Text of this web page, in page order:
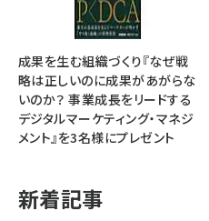
youtube (2444)
note (2322)
セミナー (2315)
z世代 (1629)
llmo (1167)
成果を生む組織づくり『なぜ戦
略は正しいのに成果があがらな
いのか？ 事業成長をリードする
デジタルマーケティング・マネジ
メント』を3名様にプレゼント
新着記事